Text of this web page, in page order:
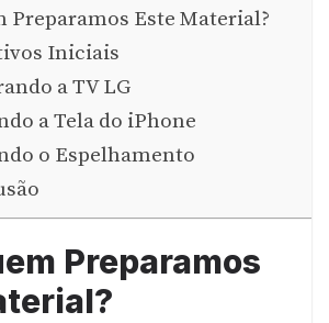
Preparamos Este Material?
Iniciais
a TV LG
a Tela do iPhone
o Espelhamento
Preparamos